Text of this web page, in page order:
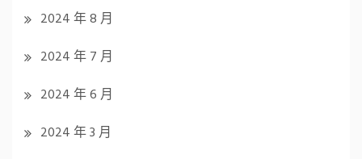
2024 年 8 月
2024 年 7 月
2024 年 6 月
2024 年 3 月